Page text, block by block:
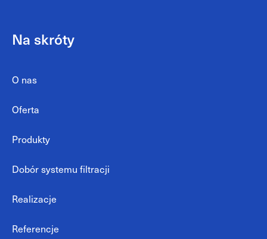
Na skróty
O nas
Oferta
Produkty
Dobór systemu filtracji
Realizacje
Referencje